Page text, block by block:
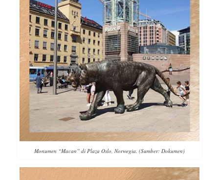
Monumen “Macan” di Plaza Oslo, Norwegia. (Sumber: Dokumen)